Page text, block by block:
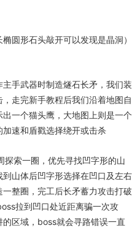
圆形石头敲开可以发现是晶洞）
手武器时制造燧石长矛，我们装
走完新手教程后我们沿着地图自
一个猫头鹰，大地图上则是一个
速和盾戳选择绕开或击杀
索一圈，优先寻找凹字形的山
山体后凹字形选择在凹口及左右
整圈，完工后长矛蓄力攻击打破
拉到凹口处近距离骗一次攻
区域，boss就会寻路错误一直